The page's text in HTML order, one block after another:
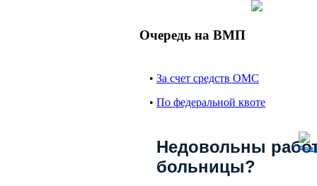
Очередь на ВМП
• За счет средств ОМС
• По федеральной квоте
Недовольны
больницы?